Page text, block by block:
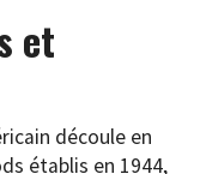
et
découle en
établis en 1944,